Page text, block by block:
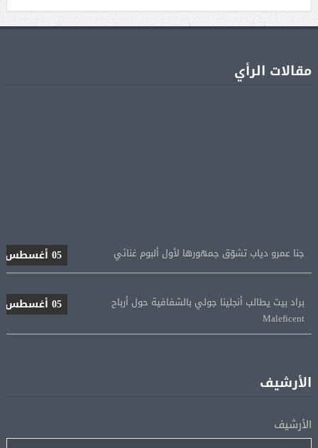
مقالات الرأي
Maleficent
لإتمام انتقاله إلى طرابزون سبور
الأرشيف
الأرشيف